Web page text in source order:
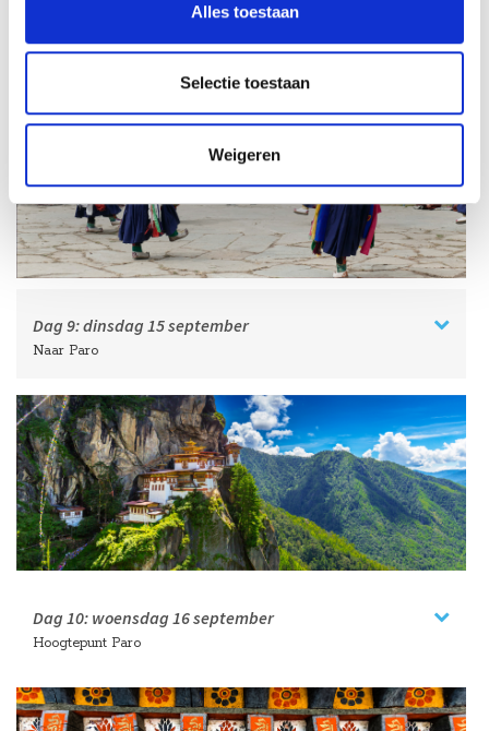
Alles toestaan
Selectie toestaan
Weigeren
Bumthang
Dag 9:dinsdag 15 september
Naar Paro
Dag 10: woensdag 16 september
Hoogtepunt Paro